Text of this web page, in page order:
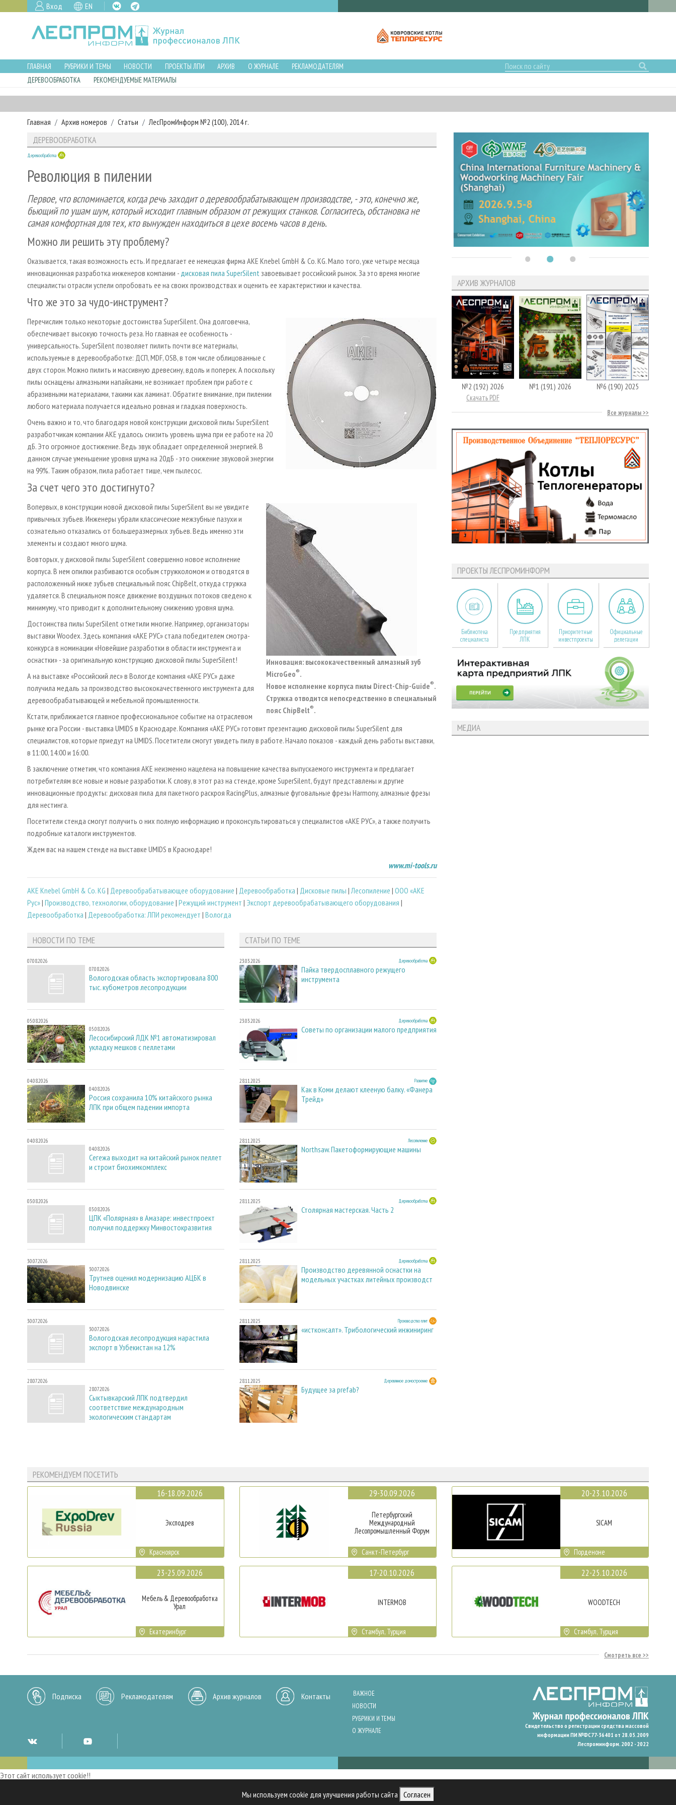
Вход EN
Мы используем cookie для улучшения работы сайта Согласен
ГЛАВНАЯ РУБРИКИ И ТЕМЫ НОВОСТИ ПРОЕКТЫ ЛПИ АРХИВ О ЖУРНАЛЕ
РЕКЛАМОДАТЕЛЯМ
ДЕРЕВООБРАБОТКА
РЕКОМЕНДУЕМЫЕ МАТЕРИАЛЫ
Главная Архив номеров Статьи ЛесПромИнформ №2 (100), 2014 г.
ДЕРЕВООБРАБОТКА
Деревообработка
Революция в пилении
Первое, что вспоминается, когда речь заходит о деревообрабатывающем производстве, - это, конечно же,
бьющий по ушам шум, который исходит главным образом от режущих станков. Согласитесь, обстановка не
самая комфортная для тех, кто вынужден находиться в цехе восемь часов в день.
Можно ли решить эту проблему?
Оказывается, такая возможность есть. И предлагает ее немецкая фирма AKE Knebel GmbH & Co. KG. Мало того, уже четыре месяца
инновационная разработка инженеров компании - дисковая пила SuperSilent завоевывает российский рынок. За это время многие
специалисты отрасли успели опробовать ее на своих производствах и оценить ее характеристики и качества.
Что же это за чудо-инструмент?
Перечислим только некоторые достоинства SuperSilent. Она долговечна,
обеспечивает высокую точность реза. Но главная ее особенность -
универсальность. SuperSilent позволяет пилить почти все материалы,
используемые в деревообработке: ДСП, MDF, OSB, в том числе облицованные с
двух сторон. Можно пилить и массивную древесину, вдоль и поперек. А поскольку
пилы оснащены алмазными напайками, не возникает проблем при работе с
абразивными материалами, такими как ламинат. Обратите внимание, при пилении
любого материала получается идеально ровная и гладкая поверхность.
Очень важно и то, что благодаря новой конструкции дисковой пилы SuperSilent
разработчикам компании АКЕ удалось снизить уровень шума при ее работе на 20
дБ. Это огромное достижение. Ведь звук обладает определенной энергией. В
данном случае уменьшение уровня шума на 20дБ - это снижение звуковой энергии
на 99%. Таким образом, пила работает тише, чем пылесос.
За счет чего это достигнуто?
Инновация: высококачественный алмазный зуб
MicroGeo®.
Новое исполнение корпуса пилы Direct-Chip-Guide®.
Стружка отводится непосредственно в специальный
пояс ChipBelt®.
Во­первых, в конструкции новой дисковой пилы SuperSilent вы не увидите
привычных зубьев. Инженеры убрали классические межзубные пазухи и
сознательно отказались от большеразмерных зубьев. Ведь именно эти
элементы и создают много шума.
Во­вторых, у дисковой пилы SuperSilent совершенно новое исполнение
корпуса. В нем опилки разбиваются особым стружколомом и отводятся в
расположенный ниже зубьев специальный пояс ChipBelt, откуда стружка
удаляется. В специальном поясе движение воздушных потоков сведено к
минимуму, что приводит к дополнительному снижению уровня шума.
Достоинства пилы SuperSilent отметили многие. Например, организаторы
выставки Woodex. Здесь компания «АКЕ РУС» стала победителем смотра-
конкурса в номинации «Новейшие разработки в области инструмента и
оснастки» - за оригинальную конструкцию дисковой пилы SuperSilent!
А на выставке «Российский лес» в Вологде компания «АКЕ РУС» даже
получила медаль за производство высококачественного инструмента для
деревообрабатывающей и мебельной промышленности.
Кстати, приближается главное профессиональное событие на отраслевом
рынке юга России - выставка UMIDS в Краснодаре. Компания «АКЕ РУС» готовит презентацию дисковой пилы SuperSilent для
специалистов, которые приедут на UMIDS. Посетители смогут увидеть пилу в работе. Начало показов - каждый день работы выставки,
в 11:00, 14:00 и 16:00.
В заключение отметим, что компания АКЕ неизменно нацелена на повышение качества выпускаемого инструмента и предлагает
потребителям все новые и новые разработки. К слову, в этот раз на стенде, кроме SuperSilent, будут представлены и другие
инновационные продукты: дисковая пила для пакетного раскроя RacingPlus, алмазные фуговальные фрезы Harmony, алмазные фрезы
для нестинга.
Посетители стенда смогут получить о них полную информацию и проконсультироваться у специалистов «АКЕ РУС», а также получить
подробные каталоги инструментов.
Ждем вас на нашем стенде на выставке UMIDS в Краснодаре!
www.mi-tools.ru
AKE Knebel GmbH & Co. KG | Деревообрабатывающее оборудование | Деревообработка | Дисковые пилы |Лесопиление | ООО «АКЕ
Рус»| Производство, технологии, оборудование | Режущий инструмент | Экспорт деревообрабатывающего оборудования |
Деревообработка | Деревообработка: ЛПИ рекомендует | Вологда
НОВОСТИ ПО ТЕМЕ
07.08.2026
07.08.2026
Вологодская область экспортировала 800
тыс. кубометров лесопродукции
05.08.2026
05.08.2026
Лесосибирский ЛДК №1 автоматизировал
укладку мешков с пеллетами
04.08.2026
04.08.2026
Россия сохранила 10% китайского рынка
ЛПК при общем падении импорта
04.08.2026
04.08.2026
Сегежа выходит на китайский рынок пеллет
и строит биохимкомплекс
03.08.2026
03.08.2026
ЦПК «Полярная» в Амазаре: инвестпроект
получил поддержку Минвостокразвития
30.07.2026
30.07.2026
Трутнев оценил модернизацию АЦБК в
Новодвинске
30.07.2026
30.07.2026
Вологодская лесопродукция нарастила
экспорт в Узбекистан на 12%
28.07.2026
28.07.2026
Сыктывкарский ЛПК подтвердил
соответствие международным
экологическим стандартам
СТАТЬИ ПО ТЕМЕ
23.03.2026 Деревообработка
Пайка твердосплавного режущего
инструмента
23.03.2026 Деревообработка
Советы по организации малого предприятия
28.11.2025 Развитие
Как в Коми делают клееную балку. «Фанера
Трейд»
28.11.2025 Лесопиление
Northsaw. Пакетоформирующие машины
28.11.2025 Деревообработка
Столярная мастерская. Часть 2
28.11.2025 Деревообработка
Производство деревянной оснастки на
модельных участках литейных производст
28.11.2025 Производство плит
«истконсалт». Трибологический инжиниринг
28.11.2025 Деревянное домостроение
Будущее за prefab?
АРХИВ ЖУРНАЛОВ
№2 (192) 2026
Скачать PDF
№1 (191) 2026 №6 (190) 2025
Все журналы
ПРОЕКТЫ ЛЕСПРОМИНФОРМ
Библиотека
специалиста
Предприятия
ЛПК
Приоритетные
инвестпроекты
Официальные
делегации
МЕДИА
РЕКОМЕНДУЕМ ПОСЕТИТЬ
16-18.09.2026
Эксподрев
Красноярск
23-25.09.2026
Мебель & Деревообработка
Урал
Екатеринбург
29-30.09.2026
Петербургский
Международный
Лесопромышленный Форум
Санкт-Петербург
17-20.10.2026
INTERMOB
Стамбул, Турция
20-23.10.2026
SICAM
Порденоне
22-25.10.2026
WOODTECH
Стамбул, Турция
Смотреть все
Подписка Рекламодателям Архив журналов Контакты
ВАЖНОЕ
НОВОСТИ
РУБРИКИ И ТЕМЫ
О ЖУРНАЛЕ
Свидетельство о регистрации средства массовой
информации ПИ №ФС77-36401 от 28.05.2009
Леспроминформ. 2002 - 2022
Этот сайт использует cookie!!
Мы используем cookies и аналогичные технологии для улучшения работы нашего сайта, анализа трафика и персонализации контента. Cookies помогают нам запомнить ваши предпочтения и улучшить пользовательский